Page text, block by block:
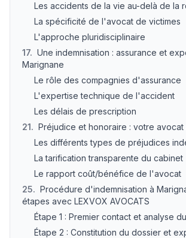
Les accidents de la vie au-delà de la
La spécificité de l'avocat de victimes
L'approche pluridisciplinaire
17. Une indemnisation : assurance et
Marignane
Le rôle des compagnies d'assurance
L'expertise technique de l'accident
Les délais de prescription
21. Préjudice et honoraire : votre avocat
Les différents types de préjudices
La tarification transparente du cabinet
Le rapport coût/bénéfice de l'avocat
25. Procédure d'indemnisation à
étapes avec LEXVOX AVOCATS
Étape 1 : Premier contact et analyse
Étape 2 : Constitution du dossier et